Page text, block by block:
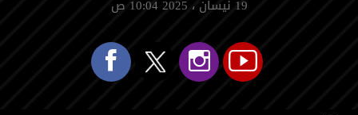
19 نيسان ، 2025 10:04 ص